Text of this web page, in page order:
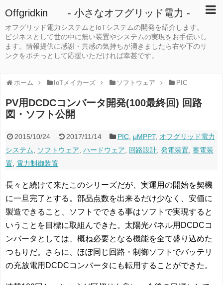
Offgridkin - 小さなオフグリッド電力 -
オフグリッド電力システムとIoTシステムの開発を紹介します。
ビジネスとして世の中に無い装置やシステムの実現をお手伝いし
ます。情報提供に感謝・共感の気持ちが湧きましたら右や下のリ
ンクをポチっとして応援いただければ幸甚です。
ホーム IoTメイカーズ ソフトウェア PIC
PV用DCDCコンバータ開発(100最終回) 回路
図・ソフト公開
2015/10/24 2017/11/14 PIC, μMPPT, オフグリッド電力
システム
ソフトウェア ハードウェア 回路設計 発電装置 蓄電装
置 電力制御装置
長々と続けて来たこのシリーズだが、実運用の開始を契機
に一旦完了とする。部品点数を出来るだけ少なく、安価に
製造できること、ソフトでできる事はソフトで実現すると
いうことを目標に取組んできた。太陽光パネル用DCDCコ
ンバータとしては、概ね必要となる機能を全て盛り込めた
つもりだ。さらに、ほぼ同じ回路・制御ソフトでバッテリ
の充放電用DCDCコンバータにも転用することができた。